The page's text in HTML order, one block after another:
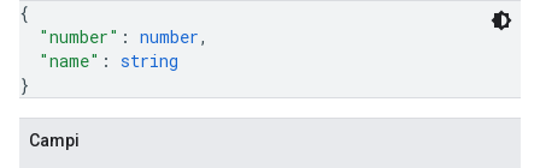
{
"number" : number,
"name" : string
}
Campi